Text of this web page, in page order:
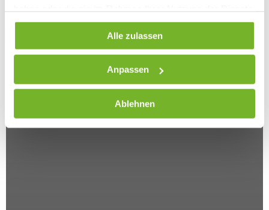
gesammelt haben. Weitere Informationen finden Sie auf
DatenschutzseiteAlle zulassen
Anpassen
Ablehnen